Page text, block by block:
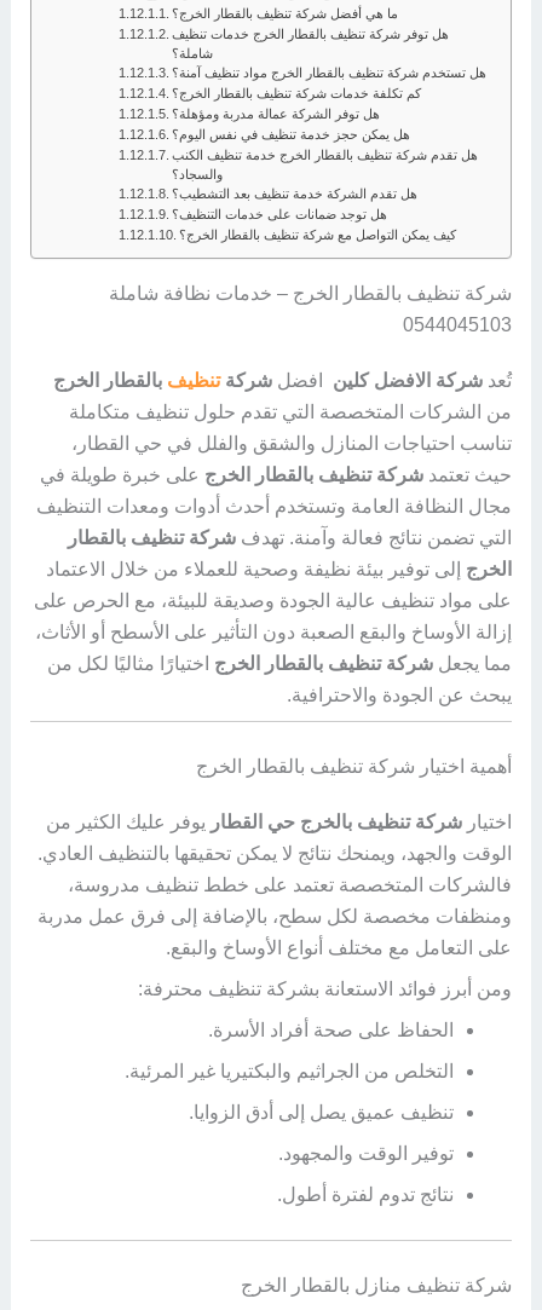
ما هي أفضل شركة تنظيف بالقطار الخرج؟
هل توفر شركة تنظيف بالقطار الخرج خدمات تنظيف
شاملة؟
هل تستخدم شركة تنظيف بالقطار الخرج مواد تنظيف آمنة؟
كم تكلفة خدمات شركة تنظيف بالقطار الخرج؟
هل توفر الشركة عمالة مدربة ومؤهلة؟
هل يمكن حجز خدمة تنظيف في نفس اليوم؟
هل تقدم شركة تنظيف بالقطار الخرج خدمة تنظيف الكنب
والسجاد؟
هل تقدم الشركة خدمة تنظيف بعد التشطيب؟
هل توجد ضمانات على خدمات التنظيف؟
كيف يمكن التواصل مع شركة تنظيف بالقطار الخرج؟
شركة تنظيف بالقطار الخرج – خدمات نظافة شاملة
0544045103
تُعد شركة الافضل كلين افضل شركةتنظيف بالقطار الخرج
من الشركات المتخصصة التي تقدم حلول تنظيف متكاملة
تناسب احتياجات المنازل والشقق والفلل في حي القطار،
حيث تعتمد شركة تنظيف بالقطار الخرج على خبرة طويلة في
مجال النظافة العامة وتستخدم أحدث أدوات ومعدات التنظيف
التي تضمن نتائج فعالة وآمنة. تهدف شركة تنظيف بالقطار
الخرج إلى توفير بيئة نظيفة وصحية للعملاء من خلال الاعتماد
على مواد تنظيف عالية الجودة وصديقة للبيئة، مع الحرص على
إزالة الأوساخ والبقع الصعبة دون التأثير على الأسطح أو الأثاث،
مما يجعل شركة تنظيف بالقطار الخرج اختيارًا مثاليًا لكل من
يبحث عن الجودة والاحترافية.
أهمية اختيار شركة تنظيف بالقطار الخرج
اختيار شركة تنظيف بالخرج حي القطار يوفر عليك الكثير من
الوقت والجهد، ويمنحك نتائج لا يمكن تحقيقها بالتنظيف العادي.
فالشركات المتخصصة تعتمد على خطط تنظيف مدروسة،
ومنظفات مخصصة لكل سطح، بالإضافة إلى فرق عمل مدربة
على التعامل مع مختلف أنواع الأوساخ والبقع.
ومن أبرز فوائد الاستعانة بشركة تنظيف محترفة:
الحفاظ على صحة أفراد الأسرة.
التخلص من الجراثيم والبكتيريا غير المرئية.
تنظيف عميق يصل إلى أدق الزوايا.
توفير الوقت والمجهود.
نتائج تدوم لفترة أطول.
شركة تنظيف منازل بالقطار الخرج